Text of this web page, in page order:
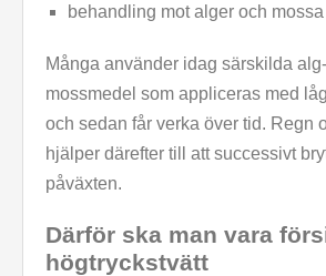
behandling mot alger och mossa
Många använder idag särskilda
mossmedel som appliceras med
och sedan får verka över tid. Regn
hjälper därefter till att successivt
påväxten.
Därför ska man vara
högtryckstvätt